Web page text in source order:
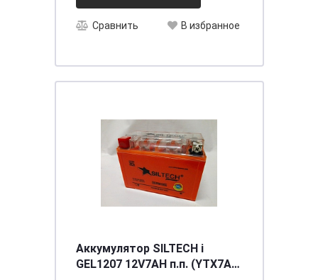
Сравнить В избранное
Аккумулятор SILTECH i
GEL1207 12V7AH п.п. (YTX7A-